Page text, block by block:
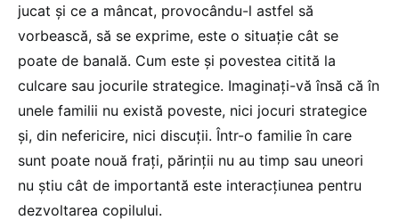
jucat şi ce a mâncat, provocându-l astfel să
vorbească, să se exprime, este o situaţie cât se
poate de banală. Cum este şi povestea citită la
culcare sau jocurile strategice. Imaginaţi-vă însă că în
unele familii nu există poveste, nici jocuri strategice
şi, din nefericire, nici discuţii. Într-o familie în care
sunt poate nouă fraţi, părinţii nu au timp sau uneori
nu ştiu cât de importantă este interacţiunea pentru
dezvoltarea copilului.